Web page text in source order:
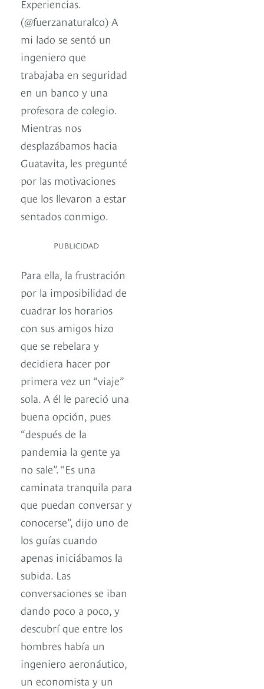
Experiencias.
(@fuerzanaturalco) A
mi lado se sentó un
ingeniero que
trabajaba en seguridad
en un banco y una
profesora de colegio.
Mientras nos
desplazábamos hacia
Guatavita, les pregunté
por las motivaciones
que los llevaron a estar
sentados conmigo.
PUBLICIDAD
Para ella, la frustración
por la imposibilidad de
cuadrar los horarios
con sus amigos hizo
que se rebelara y
decidiera hacer por
primera vez un “viaje”
sola. A él le pareció una
buena opción, pues
“después de la
pandemia la gente ya
no sale”. “Es una
caminata tranquila para
que puedan conversar y
conocerse”, dijo uno de
los guías cuando
apenas iniciábamos la
subida. Las
conversaciones se iban
dando poco a poco, y
descubrí que entre los
hombres había un
ingeniero aeronáutico,
un economista y un